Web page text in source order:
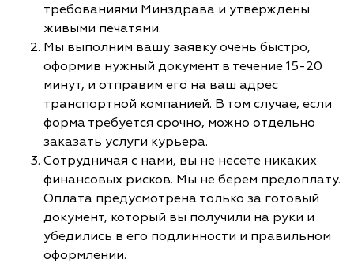
требованиями Минздрава и утверждены
живыми печатями.
Мы выполним вашу заявку очень быстро,
оформив нужный документ в течение 15-20
минут, и отправим его на ваш адрес
транспортной компанией. В том случае, если
форма требуется срочно, можно отдельно
заказать услуги курьера.
Сотрудничая с нами, вы не несете никаких
финансовых рисков. Мы не берем предоплату.
Оплата предусмотрена только за готовый
документ, который вы получили на руки и
убедились в его подлинности и правильном
оформлении.